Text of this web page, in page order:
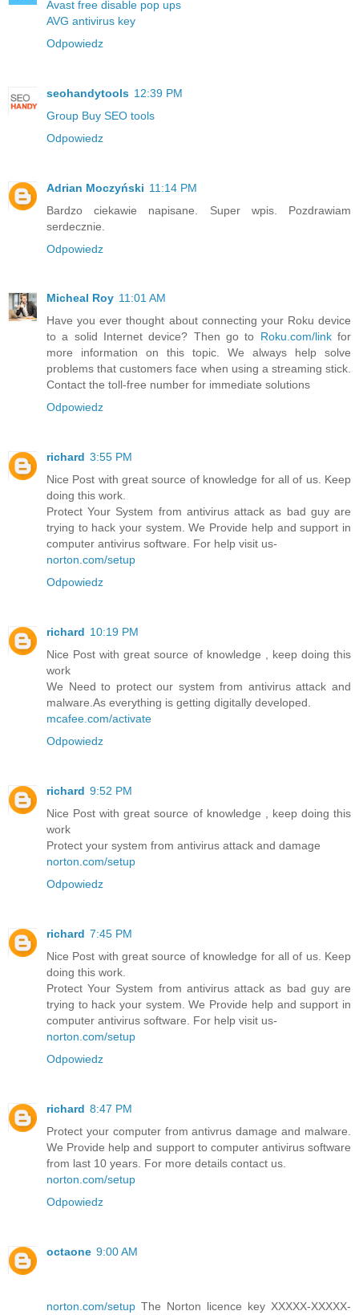
Avast free disable pop ups
AVG antivirus key
Odpowiedz
seohandytools 12:39 PM
Group Buy SEO tools
Odpowiedz
Adrian Moczyński 11:14 PM
Bardzo ciekawie napisane. Super wpis. Pozdrawiam
serdecznie.
Odpowiedz
Micheal Roy 11:01 AM
Have you ever thought about connecting your Roku device
to a solid Internet device? Then go to Roku.com/linkfor
more information on this topic. We always help solve
problems that customers face when using a streaming stick.
Contact the toll-free number for immediate solutions
Odpowiedz
richard 3:55 PM
Nice Post with great source of knowledge for all of us. Keep
doing this work.
Protect Your System from antivirus attack as bad guy are
trying to hack your system. We Provide help and support in
computer antivirus software. For help visit us-
norton.com/setup
Odpowiedz
richard 10:19 PM
Nice Post with great source of knowledge , keep doing this
work
We Need to protect our system from antivirus attack and
malware.As everything is getting digitally developed.
mcafee.com/activate
Odpowiedz
richard 9:52 PM
Nice Post with great source of knowledge , keep doing this
work
Protect your system from antivirus attack and damage
norton.com/setup
Odpowiedz
richard 7:45 PM
Nice Post with great source of knowledge for all of us. Keep
doing this work.
Protect Your System from antivirus attack as bad guy are
trying to hack your system. We Provide help and support in
computer antivirus software. For help visit us-
norton.com/setup
Odpowiedz
richard 8:47 PM
Protect your computer from antivrus damage and malware.
We Provide help and support to computer antivirus software
from last 10 years. For more details contact us.
norton.com/setup
Odpowiedz
octaone 9:00 AM
norton.com/setup The Norton licence key XXXXX-XXXXX-